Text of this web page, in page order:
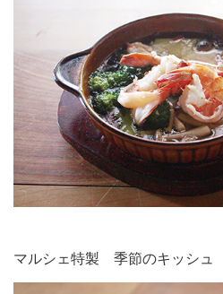
マルシェ特製 季節のキッシュ